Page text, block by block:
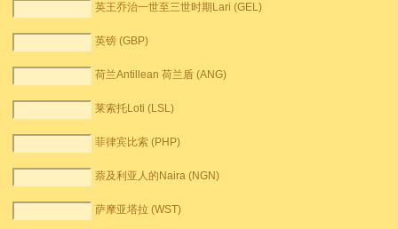
英王乔治一世至三世时期Lari (GEL)
英镑 (GBP)
荷兰Antillean 荷兰盾 (ANG)
莱索托Loti (LSL)
菲律宾比索 (PHP)
萘及利亚人的Naira (NGN)
萨摩亚塔拉 (WST)